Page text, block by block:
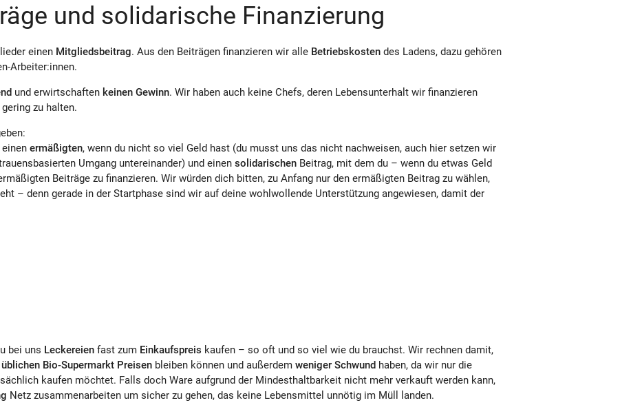
und solidarische Finanzierung
einen Mitgliedsbeitrag. Aus den Beiträgen finanzieren wir alle Betriebskostendes Ladens, dazu gehören
Arbeiter:innen.
und erwirtschaften keinen Gewinn. Wir haben auch keine Chefs, deren Lebensunterhalt wir finanzieren
zu halten.
ermäßigten, wenn du nicht so viel Geld hast (du musst uns das nicht nachweisen, auch hier setzen wir
Umgang untereinander) und einen solidarischenBeitrag, mit dem du – wenn du etwas Geld
Beiträge zu finanzieren. Wir würden dich bitten, zu Anfang nur den ermäßigten Beitrag zu wählen,
– denn gerade in der Startphase sind wir auf deine wohlwollende Unterstützung angewiesen, damit der
bei uns Leckereienfast zum Einkaufspreis kaufen – so oft und so viel wie du brauchst. Wir rechnen damit,
Bio-Supermarkt Preisen bleiben können und außerdemweniger Schwund haben, da wir nur die
kaufen möchtet. Falls doch Ware aufgrund der Mindesthaltbarkeit nicht mehr verkauft werden kann,
Netz zusammenarbeiten um sicher zu gehen, das keine Lebensmittel unnötig im Müll landen.